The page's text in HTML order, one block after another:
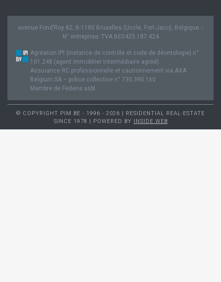
avenue Fond’Roy 82, B-1180 Bruxelles (Uccle, Fort-Jaco), Belgique. -
N° entreprise: TVA BE0425.187.424
Agréation IPI (instance de contrôle et code de déontologie) n°
101.248 (agent immobilier intermédiaire agréé).
Assurance RC professionnelle et cautionnement via AXA
Belgium SA – police collective n° 730.390.160
Membre de Federia asbl
© COPYRIGHT PIM.BE - 1996 - 2026 | RESIDENTIAL REAL-ESTATE
SINCE 1978 | POWERED BY INSIDE WEB